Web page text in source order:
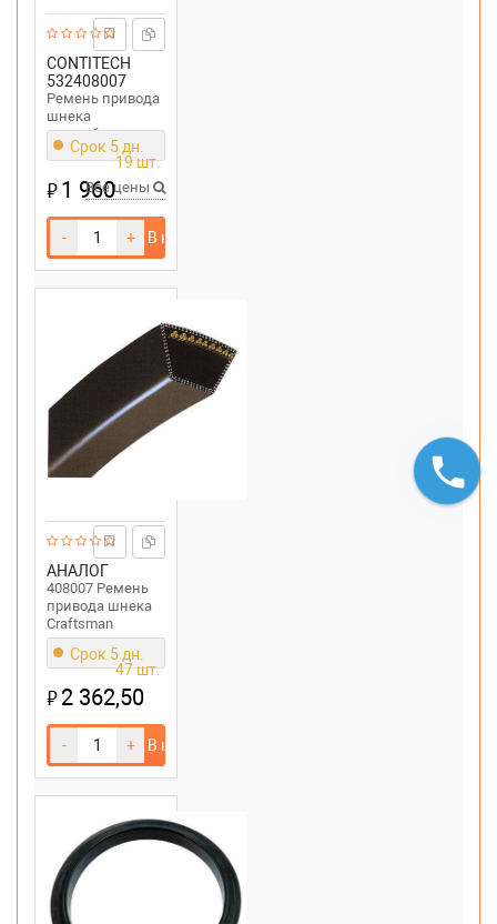
CONTITECH
532408007
Ремень привода
шнека
снегоуборщика
McCULLOCH
Husqvarna ST
Срок 5 дн.
19 шт.
₽1 960
Все цены
- + В корзину
АНАЛОГ
408007 Ремень
привода шнека
Craftsman
Срок 5 дн.
47 шт.
₽2 362,50
- + В корзину